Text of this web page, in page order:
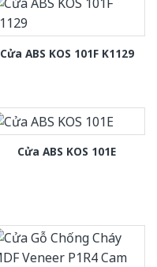
Cửa ABS KOS 101F K1129
Cửa ABS KOS 101E